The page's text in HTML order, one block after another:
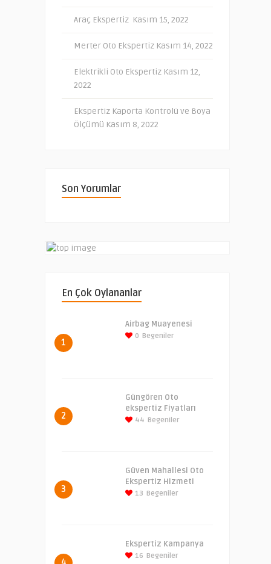
Araç Ekspertiz Kasım 15, 2022
Merter Oto Ekspertiz Kasım 14, 2022
Elektrikli Oto Ekspertiz Kasım 12,
2022
Ekspertiz Kaporta Kontrolü ve Boya
Ölçümü Kasım 8, 2022
Son Yorumlar
En Çok Oylananlar
1
Airbag Muayenesi
0 Begeniler
2
Güngören Oto
ekspertiz Fiyatları
44 Begeniler
3
Güven Mahallesi Oto
Ekspertiz Hizmeti
13 Begeniler
Ekspertiz Kampanya
16 Begeniler